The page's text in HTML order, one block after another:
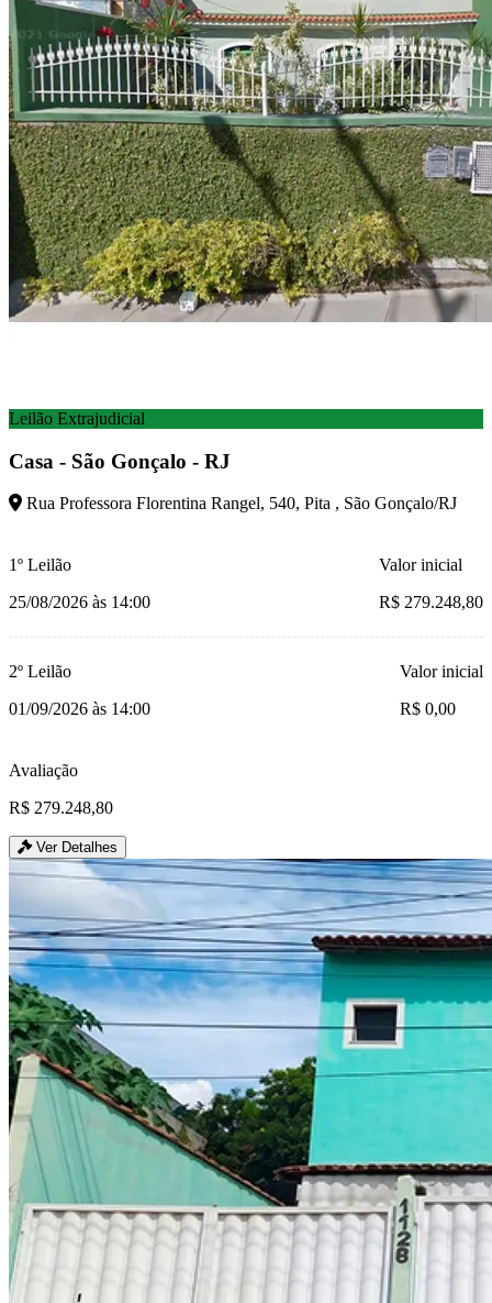
Leilão Extrajudicial
Casa - São Gonçalo - RJ
Rua Professora Florentina Rangel, 540, Pita , São Gonçalo/RJ
1º Leilão
25/08/2026 às 14:00
Valor inicial
R$ 279.248,80
2º Leilão
01/09/2026 às 14:00
Valor inicial
R$ 0,00
Avaliação
R$ 279.248,80
Ver Detalhes